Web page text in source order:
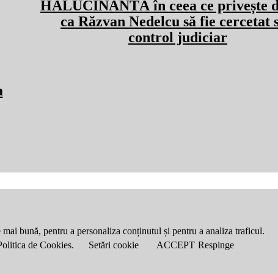
HALUCINANTĂ în ceea ce privește
ca Răzvan Nedelcu să fie cercetat
control judiciar
bună, pentru a personaliza conținutul și pentru a analiza traficul.
de Cookies.
Setări cookie ACCEPT Respinge